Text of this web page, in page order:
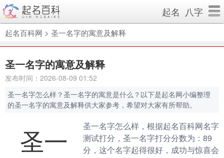
起名 八字
起名百科网 > 圣一名字的寓意及解释
圣一名字的寓意及解释
发布时间：2026-08-09 01:52
圣一名字怎么样？圣一名字的寓意是什么？以下是起名网小编整理
的圣一名字的寓意及解释供大家参考，希望对大家有所帮助。
圣一
圣一名字怎么样，根据起名百科网名字
测试打分，圣一名字打分分数为：89
分，这个名字起得很好，成功与惊喜会